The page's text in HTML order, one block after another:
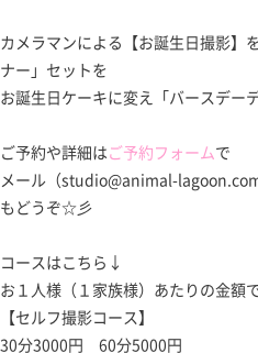
カメラマンによる【お誕生日撮影】
ナー」セットを
お誕生日ケーキに変え「バースデー
ご予約や詳細はご予約フォームで
メール（studio@animal-
もどうぞ☆彡
コースはこちら↓
お１人様（１家族様）あたりの金額
【セルフ撮影コース】
30分3000円 60分5000円